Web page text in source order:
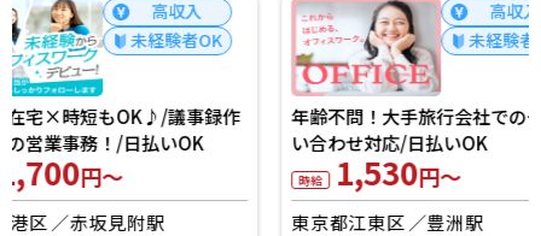
高収入
未経験者OK
年齢不問！大手旅行会社での一次問
い合わせ対応/日払いOK
時給 1,530
東京都江東区 豊洲駅
コールセンター/日
時給 2,000
東京都新宿区